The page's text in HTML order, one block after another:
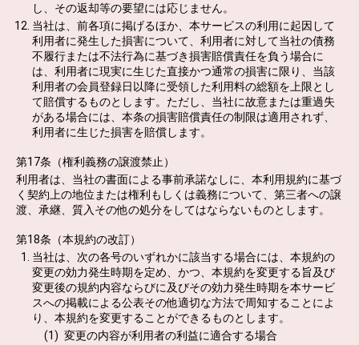
し、その返却等の要望には応じません。
当社は、前各項に掲げるほか、本サービスの利用に起因して
利用者に発生した損害について、利用者に対して当社の債務
不履行または不法行為に基づき損害賠償責任を負う場合に
は、利用者に現実に生じた直接かつ通常の損害に限り、当該
利用者の会員登録日以降に受領した利用料の総額を上限とし
て賠償するものとします。ただし、当社に故意または重過失
がある場合には、本条の損害賠償責任の制限は適用されず、
利用者に生じた損害を賠償します。
第17条（権利義務の譲渡禁止）
利用者は、当社の書面による事前承諾なしに、本利用規約に基づ
く契約上の地位または権利もしくは義務について、第三者への譲
渡、承継、質入その他の処分をしてはならないものとします。
第18条（本規約の改訂）
当社は、次の各号のいずれかに該当する場合には、本規約の
変更の効力発生時期を定め、かつ、本規約を変更する旨及び
変更後の規約内容ならびに及びその効力発生時期を本サービ
スへの掲載による公表その他適切な方法で周知することによ
り、本規約を変更することができるものとします。
変更の内容が利用者の利益に適合する場合